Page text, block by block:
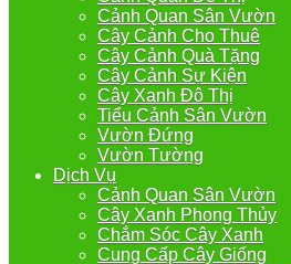
Cảnh Quan Sân Vườn
Cây Cảnh Cho Thuê
Cây Cảnh Quà Tặng
Cây Cảnh Sự Kiện
Cây Xanh Đô Thị
Tiểu Cảnh Sân Vườn
Vườn Đứng
Vườn Tường
Dịch Vụ
Cảnh Quan Sân Vườn
Cây Xanh Phong Thủy
Chắm Sóc Cây Xanh
Cung Cấp Cây Giống